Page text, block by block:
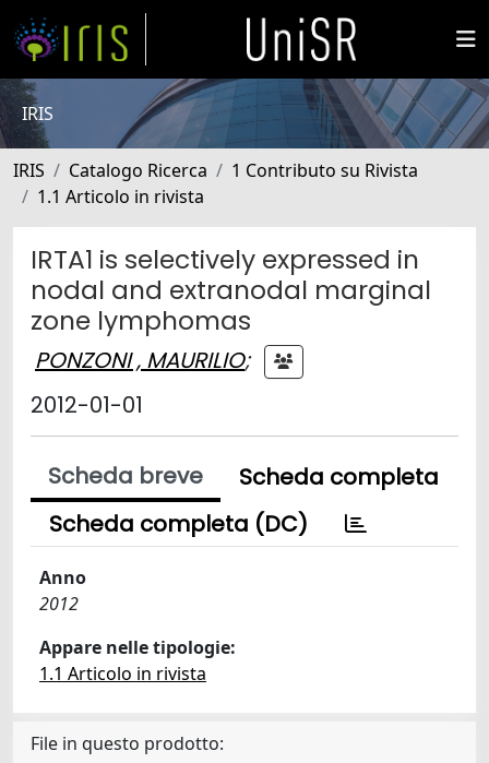
IRIS
IRIS Catalogo Ricerca
1 Contributo su Rivista
1.1 Articolo in rivista
IRTA1 is selectively expressed in
nodal and extranodal marginal
zone lymphomas
PONZONI , MAURILIO;
2012-01-01
Scheda breve
Scheda completa
Scheda completa (DC)
Anno
2012
Appare nelle tipologie:
1.1 Articolo in rivista
File in questo prodotto: